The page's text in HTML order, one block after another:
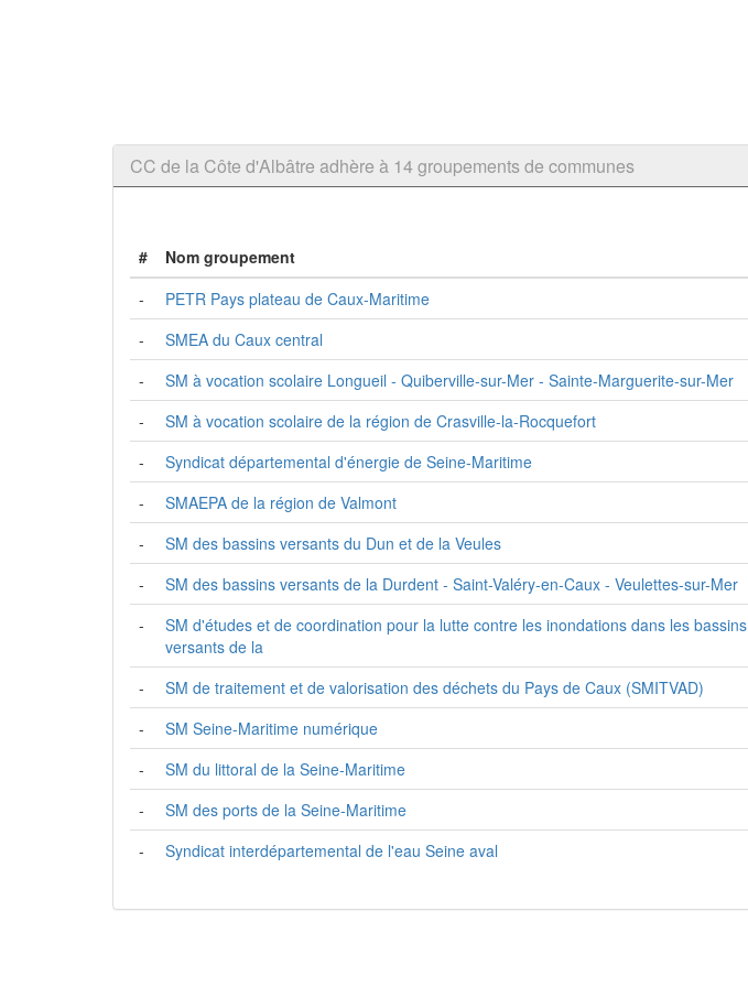
CC de la Côte d'Albâtre adhère à 14 groupements de communes
# Nom groupement
-
PETR Pays plateau de Caux-Maritime
-
SMEA du Caux central
-
SM à vocation scolaire Longueil - Quiberville-sur-Mer - Sainte-Marguerite-sur-Mer
-
SM à vocation scolaire de la région de Crasville-la-Rocquefort
-
Syndicat départemental d'énergie de Seine-Maritime
-
SMAEPA de la région de Valmont
-
SM des bassins versants du Dun et de la Veules
-
SM des bassins versants de la Durdent - Saint-Valéry-en-Caux - Veulettes-sur-Mer
-
SM d'études et de coordination pour la lutte contre les inondations dans les bassins
versants de la
- SM de traitement et de valorisation des déchets du Pays de Caux (SMITVAD)
-
SM Seine-Maritime numérique
-
SM du littoral de la Seine-Maritime
-
SM des ports de la Seine-Maritime
-
Syndicat interdépartemental de l'eau Seine aval